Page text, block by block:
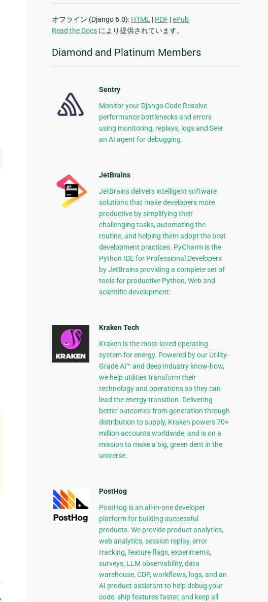
オフライン (Django 6.0): HTML | PDF |ePub
Read the Docs により提供されています。
Diamond and Platinum Members
Sentry
Monitor your Django Code Resolve
performance bottlenecks and errors
using monitoring, replays, logs and Seer
an AI agent for debugging.
JetBrains
JetBrains delivers intelligent software
solutions that make developers more
productive by simplifying their
challenging tasks, automating the
routine, and helping them adopt the best
development practices. PyCharm is the
Python IDE for Professional Developers
by JetBrains providing a complete set of
tools for productive Python, Web and
scientific development.
Kraken Tech
Kraken is the most-loved operating
system for energy. Powered by our Utility-
Grade AI™ and deep industry know-how,
we help utilities transform their
technology and operations so they can
lead the energy transition. Delivering
better outcomes from generation through
distribution to supply, Kraken powers 70+
million accounts worldwide, and is on a
mission to make a big, green dent in the
universe.
PostHog
PostHog is an all-in-one developer
platform for building successful
products. We provide product analytics,
web analytics, session replay, error
tracking, feature flags, experiments,
surveys, LLM observability, data
warehouse, CDP, workflows, logs, and an
AI product assistant to help debug your
code, ship features faster, and keep all